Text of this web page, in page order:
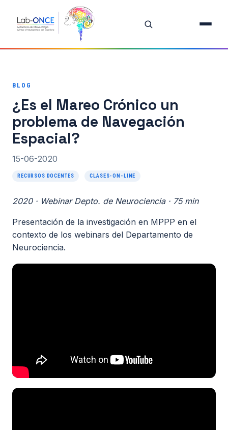
Investigación
Proyectos
Publicaciones destacadas
Todas las publicaciones
Todos los recursos
Esenciales de Vértigo
Seminarios de alumnos
Actualidad
BLOG
¿Es el Mareo Crónico un
problema de Navegación
Espacial?
15-06-2020
RECURSOS DOCENTES CLASES-ON-LINE
2020 · Webinar Depto. de Neurociencia · 75 min
Presentación de la investigación en MPPP en el
contexto de los webinars del Departamento de
Neurociencia.